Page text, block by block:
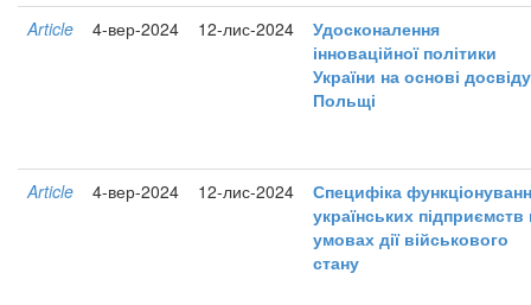
Article
4-вер-2024 12-лис-2024
Удосконалення
інноваційної політики
України на основі досвіду
Польщі
Article 4-вер-2024 12-лис-2024
Специфіка
українських підприємств
умовах дії військового
стану